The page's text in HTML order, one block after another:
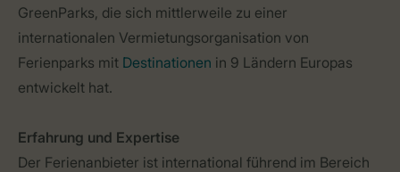
GreenParks, die sich mittlerweile zu einer
internationalen Vermietungsorganisation von
Ferienparks mit Destinationen in 9 Ländern Europas
entwickelt hat.
Erfahrung und Expertise
Der Ferienanbieter ist international führend im Bereich